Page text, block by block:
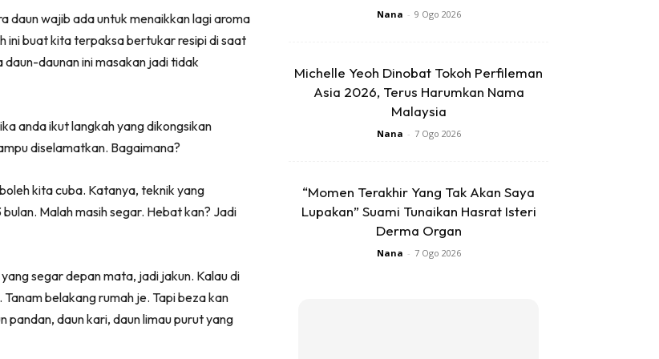
(Twitter)
daun wajib ada untuk menaikkan lagi aroma
ini buat kita terpaksa bertukar resipi di saat
daunan ini masakan jadi tidak
anda ikut langkah yang dikongsikan
diselamatkan. Bagaimana?
boleh kita cuba. Katanya, teknik yang
Malah masih segar. Hebat kan? Jadi
segar depan mata, jadi jakun. Kalau di
belakang rumah je. Tapi beza kan
pandan, daun kari, daun limau purut yang
Nana - 9 Ogo 2026
Michelle Yeoh Dinobat Tokoh Perfileman
Asia 2026, Terus Harumkan Nama
Malaysia
Nana - 7 Ogo 2026
“Momen Terakhir Yang Tak Akan Saya
Lupakan” Suami Tunaikan Hasrat Isteri
Derma Organ
Nana - 7 Ogo 2026